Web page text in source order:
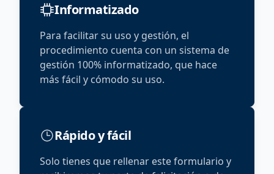
Informatizado
Para facilitar su uso y gestión, el
procedimiento cuenta con un sistema de
gestión 100% informatizado, que hace
más fácil y cómodo su uso.
Rápido y fácil
Solo tienes que rellenar este formulario y